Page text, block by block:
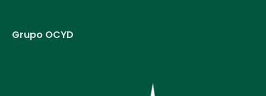
Grupo OCYD